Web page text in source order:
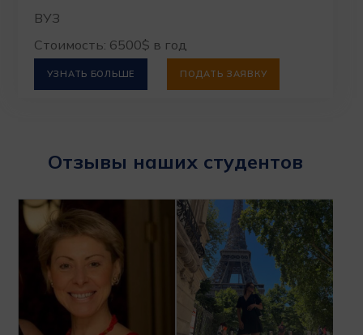
ВУЗ
Стоимость: 6500$ в год
УЗНАТЬ БОЛЬШЕ ПОДАТЬ ЗАЯВКУ
Отзывы наших студентов